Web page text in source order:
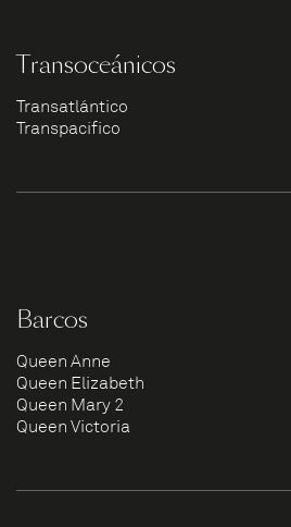
Transoceánicos
Transatlántico
Transpacífico
Barcos
Queen Anne
Queen Elizabeth
Queen Mary 2
Queen Victoria